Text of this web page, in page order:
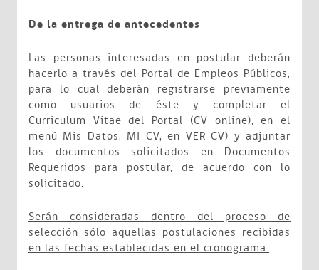
De la entrega de antecedentes
Las personas interesadas en postular deberán
hacerlo a través del Portal de Empleos Públicos,
para lo cual deberán registrarse previamente
como usuarios de éste y completar el
Curriculum Vitae del Portal (CV online), en el
menú Mis Datos, MI CV, en VER CV) y adjuntar
los documentos solicitados en Documentos
Requeridos para postular, de acuerdo con lo
solicitado.
Serán consideradas dentro del proceso de
selección sólo aquellas postulaciones recibidas
en las fechas establecidas en el cronograma.